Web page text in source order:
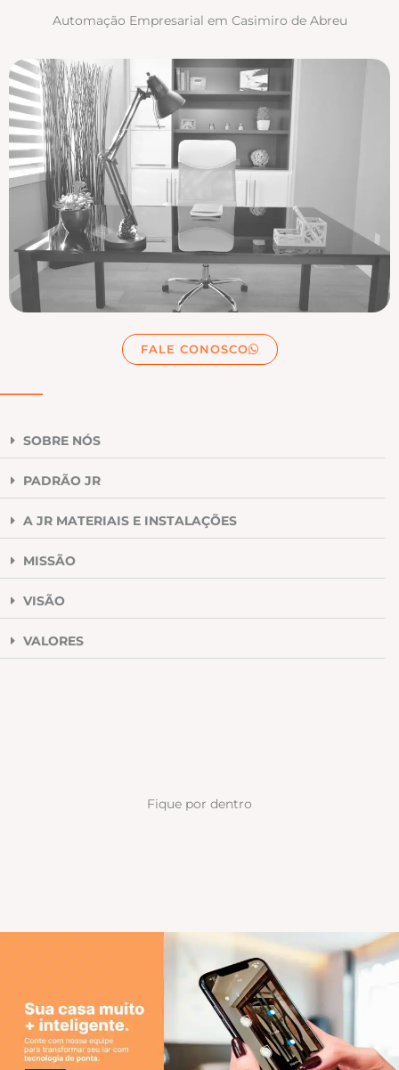
Automação Empresarial em Casimiro de Abreu
FALE CONOSCO
SOBRE NÓS
PADRÃO JR
A JR MATERIAIS E INSTALAÇÕES
MISSÃO
VISÃO
VALORES
Fique por dentro